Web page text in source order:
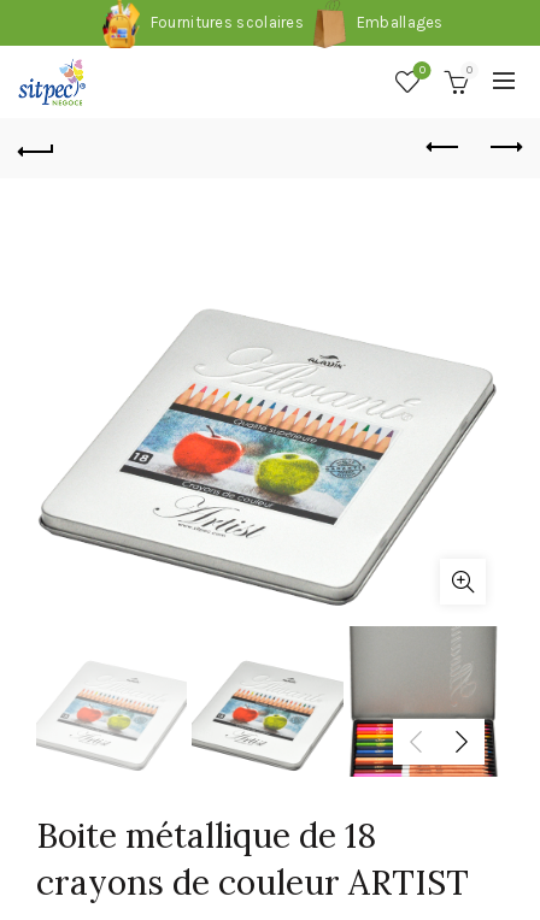
Fournitures scolaires Emballages
0 0
Boite métallique de 18
crayons de couleur ARTIST